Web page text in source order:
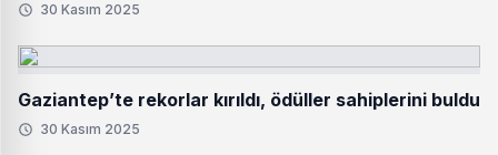
30 Kasım 2025
Gaziantep’te rekorlar kırıldı, ödüller sahiplerini buldu
30 Kasım 2025